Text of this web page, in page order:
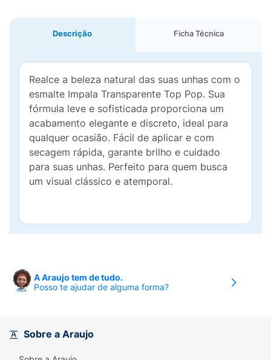
Descrição Ficha Técnica
Realce a beleza natural das suas unhas com o
esmalte Impala Transparente Top Pop. Sua
fórmula leve e sofisticada proporciona um
acabamento elegante e discreto, ideal para
qualquer ocasião. Fácil de aplicar e com
secagem rápida, garante brilho e cuidado
para suas unhas. Perfeito para quem busca
um visual clássico e atemporal.
A Araujo tem de tudo.
Posso te ajudar de alguma forma?
Sobre a Araujo